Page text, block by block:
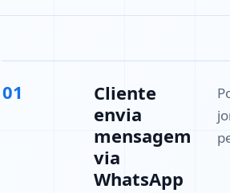
01
Cliente
envia
mensagem
via
WhatsApp